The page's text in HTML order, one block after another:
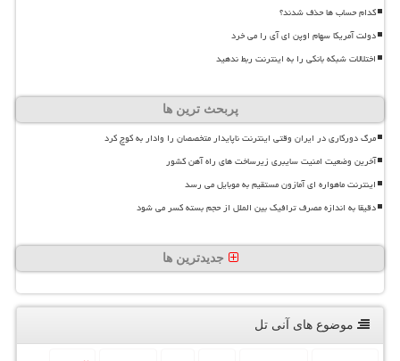
کدام حساب ها حذف شدند؟
دولت آمریکا سهام اوپن ای آی را می خرد
اختلالات شبکه بانکی را به اینترنت ربط ندهید
پربحث ترین ها
مرگ دورکاری در ایران وقتی اینترنت ناپایدار متخصصان را وادار به کوچ کرد
آخرین وضعیت امنیت سایبری زیرساخت های راه آهن کشور
اینترنت ماهواره ای آمازون مستقیم به موبایل می رسد
دقیقا به اندازه مصرف ترافیک بین الملل از حجم بسته کسر می شود
جدیدترین ها
موضوع های آنی تل